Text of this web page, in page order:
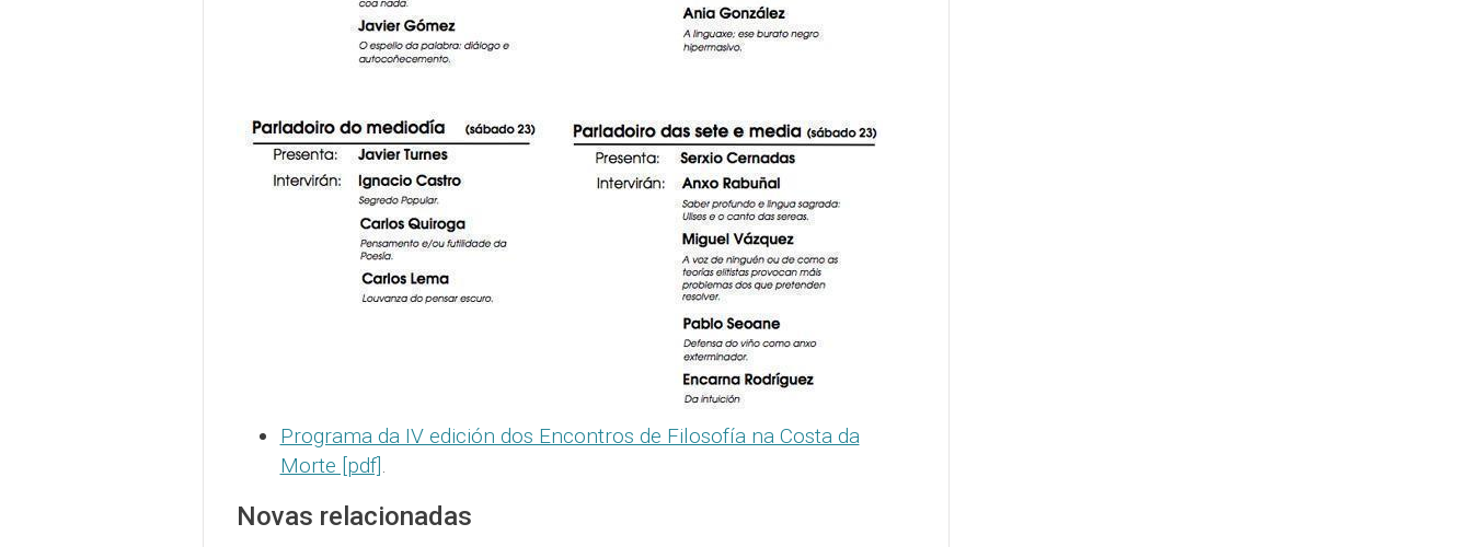
Programa da IV edición dos Encontros de Filosofía na Costa da
Morte [pdf].
Novas relacionadas